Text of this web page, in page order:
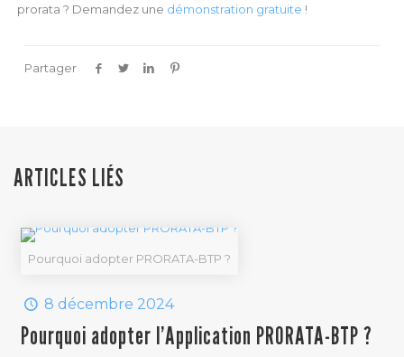
prorata ? Demandez une démonstration gratuite !
Partager
ARTICLES LIÉS
Pourquoi adopter PRORATA-BTP ?
8 décembre 2024
Pourquoi adopter l’Application PRORATA-BTP ?